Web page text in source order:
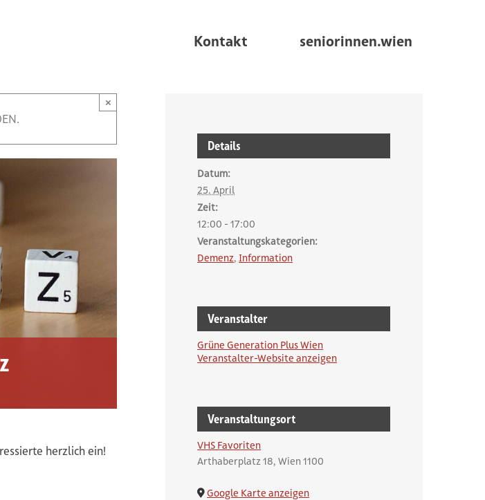
Kontakt seniorinnen.wien
×
herzlich ein!
weitere Infos zur
Details
Datum:
25. April
Zeit:
12:00 - 17:00
Veranstaltungskategorien:
Demenz,Information
Veranstalter
Grüne Generation Plus Wien
Veranstalter-Website anzeigen
Veranstaltungsort
VHS Favoriten
Arthaberplatz 18 Wien 1100
Google Karte anzeigen